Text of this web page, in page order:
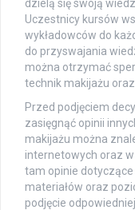
dzielą się swoją
Uczestnicy kursów
wykładowców do
do przyswajania
można otrzymać
technik makijażu
Przed podjęciem
zasięgnąć opinii
makijażu można
internetowych oraz
tam opinie
materiałów oraz
podjęcie